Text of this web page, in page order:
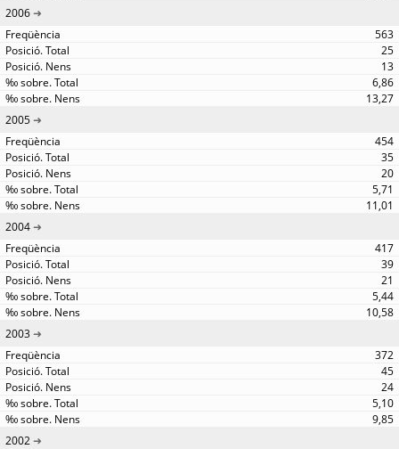
2006
563
25
13
6,86
13,27
2005
454
35
20
5,71
11,01
2004
417
39
21
5,44
10,58
2003
372
45
24
5,10
9,85
2002